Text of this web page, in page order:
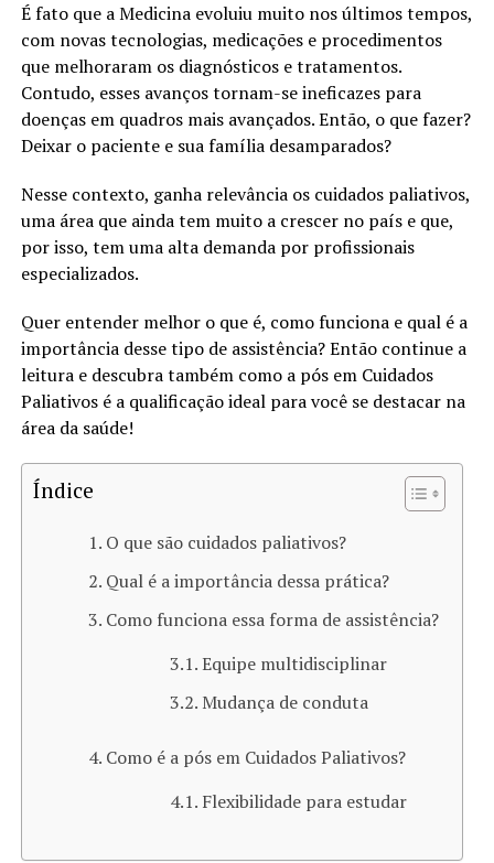
É fato que a Medicina evoluiu muito nos últimos tempos,
com novas tecnologias, medicações e procedimentos
que melhoraram os diagnósticos e tratamentos.
Contudo, esses avanços tornam-se ineficazes para
doenças em quadros mais avançados. Então, o que fazer?
Deixar o paciente e sua família desamparados?
Nesse contexto, ganha relevância os cuidados paliativos,
uma área que ainda tem muito a crescer no país e que,
por isso, tem uma alta demanda por profissionais
especializados.
Quer entender melhor o que é, como funciona e qual é a
importância desse tipo de assistência? Então continue a
leitura e descubra também como a pós em Cuidados
Paliativos é a qualificação ideal para você se destacar na
área da saúde!
Índice
O que são cuidados paliativos?
Qual é a importância dessa prática?
Como funciona essa forma de assistência?
Equipe multidisciplinar
Mudança de conduta
Como é a pós em Cuidados Paliativos?
Flexibilidade para estudar